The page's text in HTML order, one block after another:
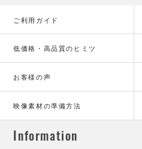
ご利用ガイド
低価格・高品質のヒミツ
お客様の声
映像素材の準備方法
Information